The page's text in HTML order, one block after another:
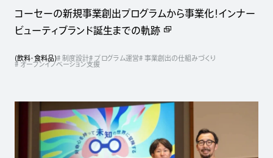
コーセーの新規事業創出プログラムから事業化！インナー
ビューティブランド誕生までの軌跡
(飲料・食料品)# 制度設計# プログラム運営# 事業創出の仕組みづくり
# オープンイノベーション支援